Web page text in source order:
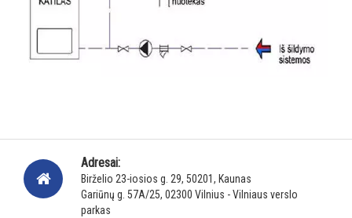
Adresai:
Birželio 23-iosios g. 29, 50201, Kaunas
Gariūnų g. 57A/25, 02300 Vilnius - Vilniaus verslo
parkas